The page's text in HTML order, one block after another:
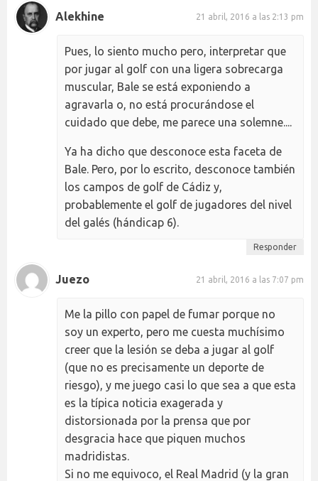
Alekhine 21 abril, 2016 a las 2:13 pm
Pues, lo siento mucho pero, interpretar que
por jugar al golf con una ligera sobrecarga
muscular, Bale se está exponiendo a
agravarla o, no está procurándose el
cuidado que debe, me parece una solemne....
Ya ha dicho que desconoce esta faceta de
Bale. Pero, por lo escrito, desconoce también
los campos de golf de Cádiz y,
probablemente el golf de jugadores del nivel
del galés (hándicap 6).
Responder
Juezo 21 abril, 2016 a las 7:07 pm
Me la pillo con papel de fumar porque no
soy un experto, pero me cuesta muchísimo
creer que la lesión se deba a jugar al golf
(que no es precisamente un deporte de
riesgo), y me juego casi lo que sea a que esta
es la típica noticia exagerada y
distorsionada por la prensa que por
desgracia hace que piquen muchos
madridistas.
Si no me equivoco, el Real Madrid (y la gran